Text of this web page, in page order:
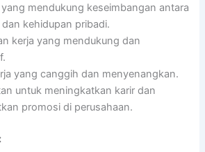
yang mendukung keseimbangan antara
dan kehidupan pribadi.
kerja yang mendukung dan
yang canggih dan menyenangkan.
untuk meningkatkan karir dan
promosi di perusahaan.